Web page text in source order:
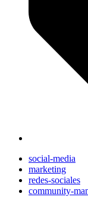
social-media
marketing
redes-sociales
community-